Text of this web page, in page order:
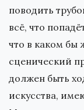
поводить
всё, что
что в каком бы
сценический
должен быть
искусства,